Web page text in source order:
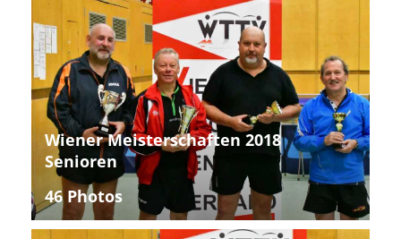
Wiener Meisterschaften 2018
Senioren
46 Photos